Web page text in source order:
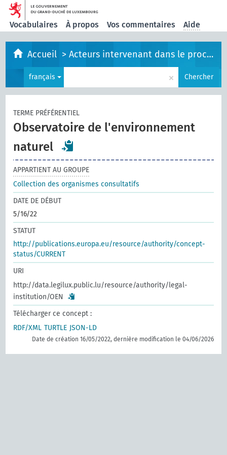
Vocabulaires À propos Vos commentaires Aide
Accueil >Acteurs intervenant dans le processus législatif
français × Chercher
TERME PRÉFÉRENTIEL
Observatoire de l'environnement
naturel
APPARTIENT AU GROUPE
Collection des organismes consultatifs
DATE DE DÉBUT
5/16/22
STATUT
http://publications.europa.eu/resource/authority/concept-
status/CURRENT
URI
http://data.legilux.public.lu/resource/authority/legal-
institution/OEN
Télécharger ce concept :
RDF/XML TURTLE JSON-LD
Date de création 16/05/2022, dernière modification le 04/06/2026